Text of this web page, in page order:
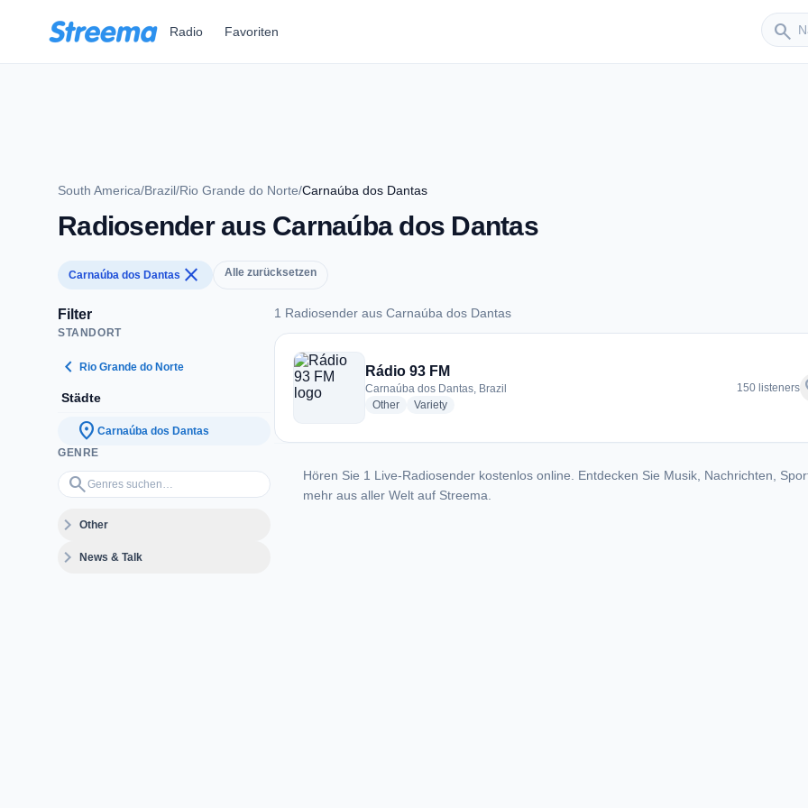
Radio Favoriten search
Sender
South America/Brazil/Rio Grande do Norte/Carnaúba dos Dantas
Radiosender aus Carnaúba dos Dantas
Carnaúba dos Dantas close Alle zurücksetzen
Filter
STANDORT
chevron_left Rio Grande do Norte
Städte
location_on Carnaúba dos Dantas
GENRE
search
Genres suchen…
expand_moreOther
expand_moreNews & Talk
1 Radiosender aus Carnaúba dos Dantas
1 Radiosender aus Carnaúba dos Dantas
Rádio 93 FM
Carnaúba dos Dantas, Brazil
Otherradio stations
Varietyradio stations
150 listeners
Hören Sie 1 Live-Radiosender kostenlos online. Entdecken Sie Musik, Nachrichten,
mehr aus aller Welt auf Streema.